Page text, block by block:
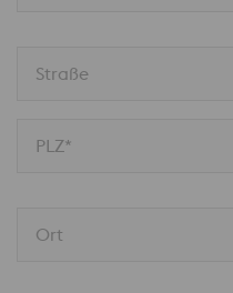
Straße
PLZ*
Ort